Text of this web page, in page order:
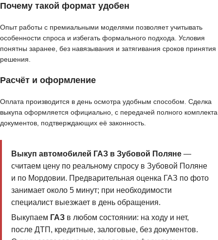
Почему такой формат удобен
Опыт работы с премиальными моделями позволяет учитывать
особенности спроса и избегать формального подхода. Условия
понятны заранее, без навязывания и затягивания сроков принятия
решения.
Расчёт и оформление
Оплата производится в день осмотра удобным способом. Сделка
выкупа оформляется официально, с передачей полного комплекта
документов, подтверждающих её законность.
Выкуп автомобилей ГАЗ в Зубовой Поляне—
считаем цену по реальному спросу в Зубовой Поляне
и по Мордовии. Предварительная оценка ГАЗ по фото
занимает около 5 минут; при необходимости
специалист выезжает в день обращения.
Выкупаем ГАЗв любом состоянии: на ходу и нет,
после ДТП, кредитные, залоговые, без документов.